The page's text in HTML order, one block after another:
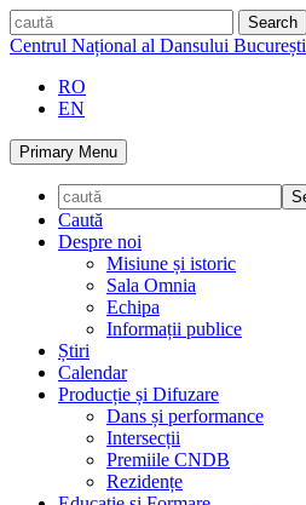
Skip
to
caută
Centrul Național al Dansului București
RO
EN
Primary Menu
Caută
Despre noi
Misiune și istoric
Sala Omnia
Echipa
Informații publice
Știri
Calendar
Producție și Difuzare
Dans și performance
Intersecții
Premiile CNDB
Rezidențe